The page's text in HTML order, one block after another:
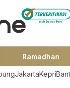
Ramadhan
JakartaKepri